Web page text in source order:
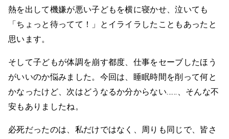
熱を出して機嫌が悪い子どもを横に寝かせ、泣いても
「ちょっと待ってて！」とイライラしたこともあったと
思います。
そして子どもが体調を崩す都度、仕事をセーブしたほう
がいいのか悩みました。今回は、睡眠時間を削って何と
かなったけど、次はどうなるか分からない……、そんな不
安もありましたね。
必死だったのは、私だけではなく、周りも同じで、皆さ